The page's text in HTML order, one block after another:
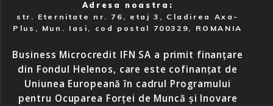
Adresa noastra:
str. Eternitate nr. 76, etaj 3, Cladirea Axa-
Plus, Mun. Iasi, cod postal 700329, ROMANIA
Business Microcredit IFN SA a primit finanțare
din Fondul Helenos, care este cofinanțat de
Uniunea Europeană în cadrul Programului
pentru Ocuparea Forței de Muncă și Inovare